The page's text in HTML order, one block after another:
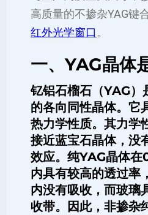
高质量的不掺杂YAG键
红外光学窗口 。
一、YAG晶体
钇铝石榴石 （YAG
的各向同性晶体。它
热力学性质。其力学
接近蓝宝石晶体，没
效应。 纯YAG晶体在
内具有较高的透过率
内没有吸收，而玻璃
收带。因此， 非掺杂